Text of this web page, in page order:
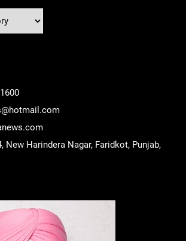
New Harindera Nagar, Faridkot, Punjab,